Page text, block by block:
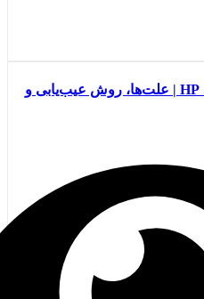
آموزش تغییر بوت سرور استوک HP | علت‌ها، روش عیب‌یابی و